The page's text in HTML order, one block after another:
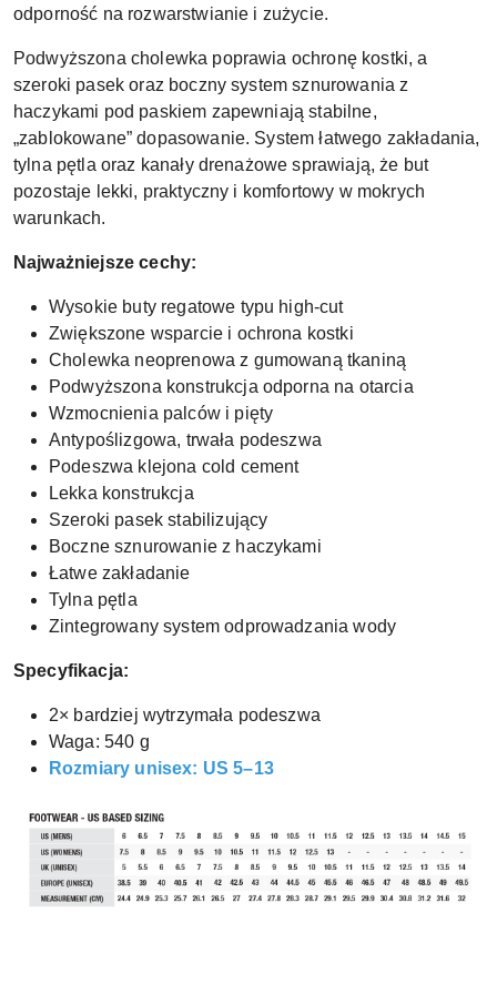
odporność na rozwarstwianie i zużycie.
Podwyższona cholewka poprawia ochronę kostki, a
szeroki pasek oraz boczny system sznurowania z
haczykami pod paskiem zapewniają stabilne,
„zablokowane” dopasowanie. System łatwego zakładania,
tylna pętla oraz kanały drenażowe sprawiają, że but
pozostaje lekki, praktyczny i komfortowy w mokrych
warunkach.
Najważniejsze cechy:
Wysokie buty regatowe typu high-cut
Zwiększone wsparcie i ochrona kostki
Cholewka neoprenowa z gumowaną tkaniną
Podwyższona konstrukcja odporna na otarcia
Wzmocnienia palców i pięty
Antypoślizgowa, trwała podeszwa
Podeszwa klejona cold cement
Lekka konstrukcja
Szeroki pasek stabilizujący
Boczne sznurowanie z haczykami
Łatwe zakładanie
Tylna pętla
Zintegrowany system odprowadzania wody
Specyfikacja:
2× bardziej wytrzymała podeszwa
Waga: 540 g
Rozmiary unisex: US 5–13